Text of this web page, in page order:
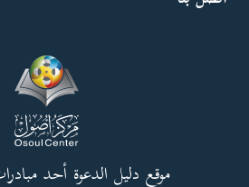
موقع دليل الدعوة أحد